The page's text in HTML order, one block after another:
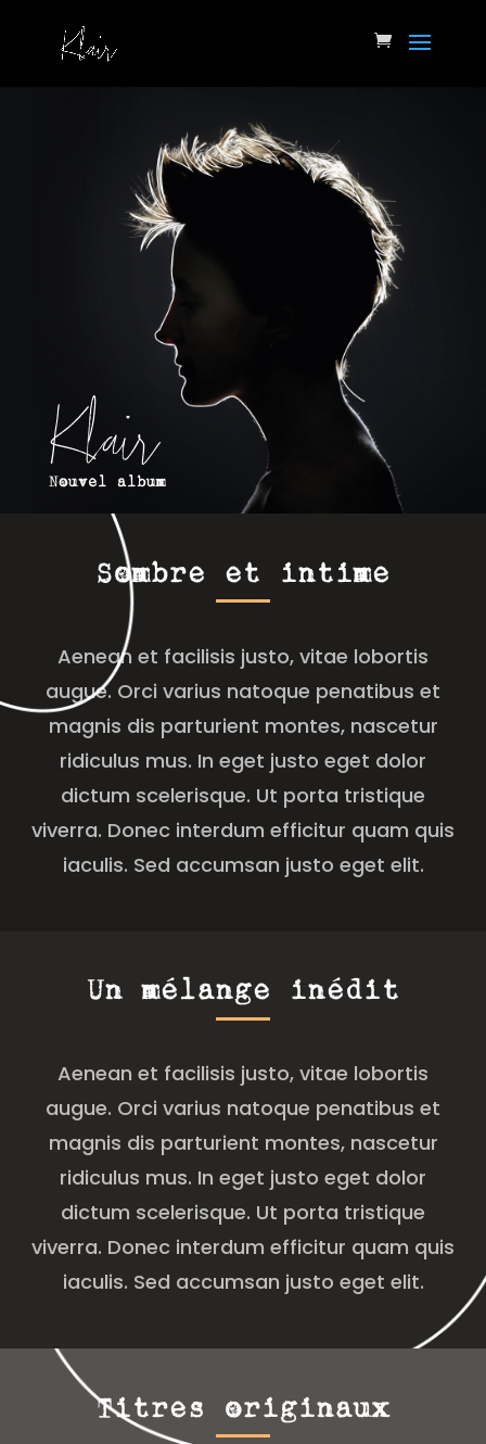
Klair
Nouvel album
Sombre et intime
Aenean et facilisis justo, vitae lobortis
augue. Orci varius natoque penatibus et
magnis dis parturient montes, nascetur
ridiculus mus. In eget justo eget dolor
dictum scelerisque. Ut porta tristique
viverra. Donec interdum efficitur quam quis
iaculis. Sed accumsan justo eget elit.
Un mélange inédit
Aenean et facilisis justo, vitae lobortis
augue. Orci varius natoque penatibus et
magnis dis parturient montes, nascetur
ridiculus mus. In eget justo eget dolor
dictum scelerisque. Ut porta tristique
viverra. Donec interdum efficitur quam quis
iaculis. Sed accumsan justo eget elit.
Titres originaux